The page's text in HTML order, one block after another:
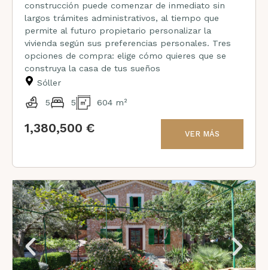
construcción puede comenzar de inmediato sin
largos trámites administrativos, al tiempo que
permite al futuro propietario personalizar la
vivienda según sus preferencias personales. Tres
opciones de compra: elige cómo quieres que se
construya la casa de tus sueños
Sóller
5 5 604 m²
1,380,500 € VER MÁS